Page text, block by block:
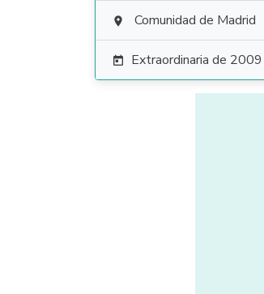
 Comunidad de Madrid
 Extraordinaria de 2009